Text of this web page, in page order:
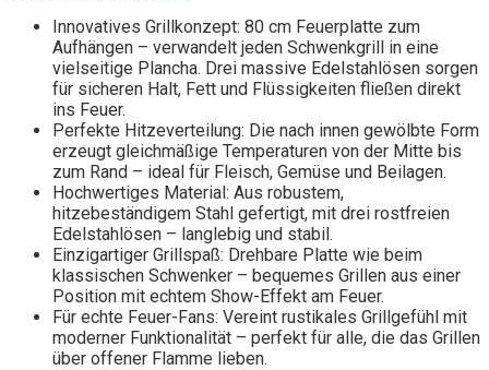
Innovatives Grillkonzept: 80 cm Feuerplatte zum
Aufhängen – verwandelt jeden Schwenkgrill in eine
vielseitige Plancha. Drei massive Edelstahlösen sorgen
für sicheren Halt, Fett und Flüssigkeiten fließen direkt
ins Feuer.
Perfekte Hitzeverteilung: Die nach innen gewölbte Form
erzeugt gleichmäßige Temperaturen von der Mitte bis
zum Rand – ideal für Fleisch, Gemüse und Beilagen.
Hochwertiges Material: Aus robustem,
hitzebeständigem Stahl gefertigt, mit drei rostfreien
Edelstahlösen – langlebig und stabil.
Einzigartiger Grillspaß: Drehbare Platte wie beim
klassischen Schwenker – bequemes Grillen aus einer
Position mit echtem Show-Effekt am Feuer.
Für echte Feuer-Fans: Vereint rustikales Grillgefühl mit
moderner Funktionalität – perfekt für alle, die das Grillen
über offener Flamme lieben.